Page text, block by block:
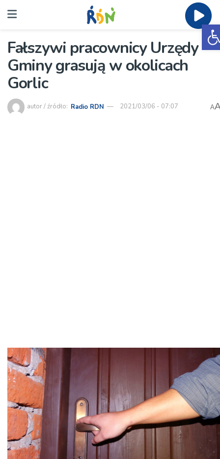
Fałszywi pracownicy Urzędy
Gminy grasują w okolicach
Gorlic
autor / źródło: Radio RDN 2021/03/06 - 07:07 A